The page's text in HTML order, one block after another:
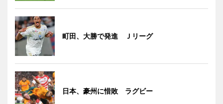
町田、大勝で発進 Ｊリーグ
日本、豪州に惜敗 ラグビー